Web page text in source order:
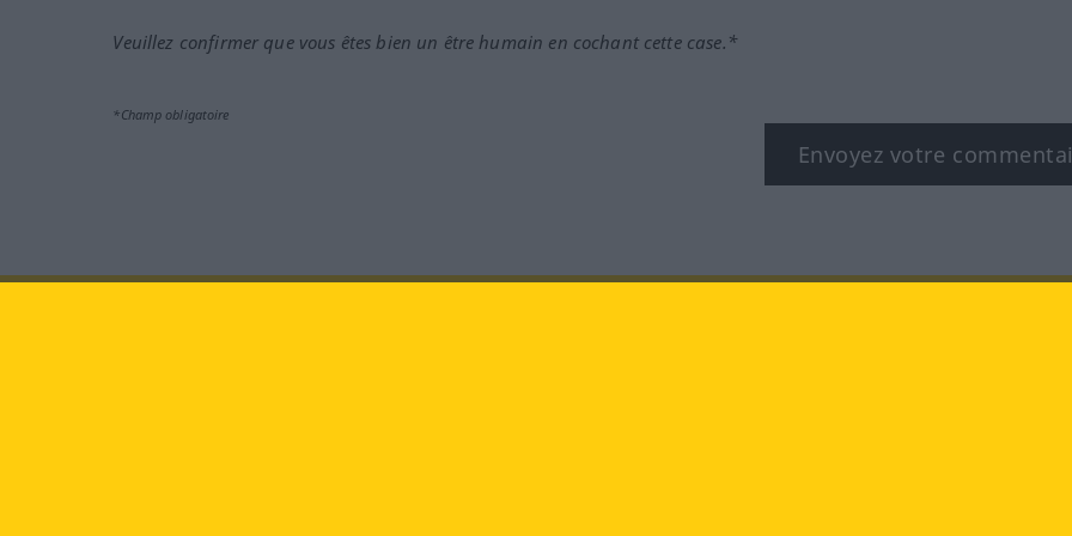
Veuillez confirmer que vous êtes bien un être humain en cochant cette case.*
*Champ obligatoire
Envoyez votre